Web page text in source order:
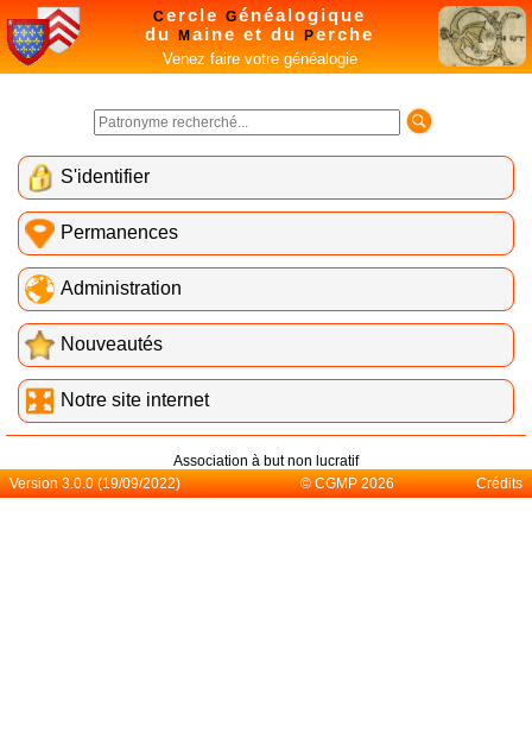
Cercle Généalogique
du
M aine et du Perche
Venez faire votre généalogie
S'identifier
Permanences
Administration
Nouveautés
Notre site internet
Association à but non lucratif
Version 3.0.0 (19/09/2022)
© CGMP 2026 Crédits